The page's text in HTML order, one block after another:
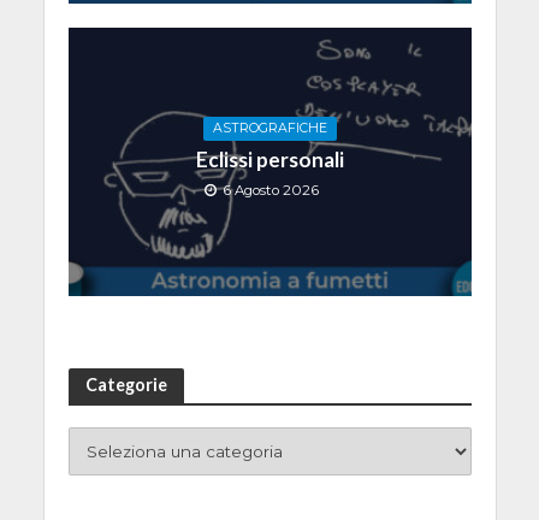
ASTROGRAFICHE
Eclissi personali
6 Agosto 2026
Categorie